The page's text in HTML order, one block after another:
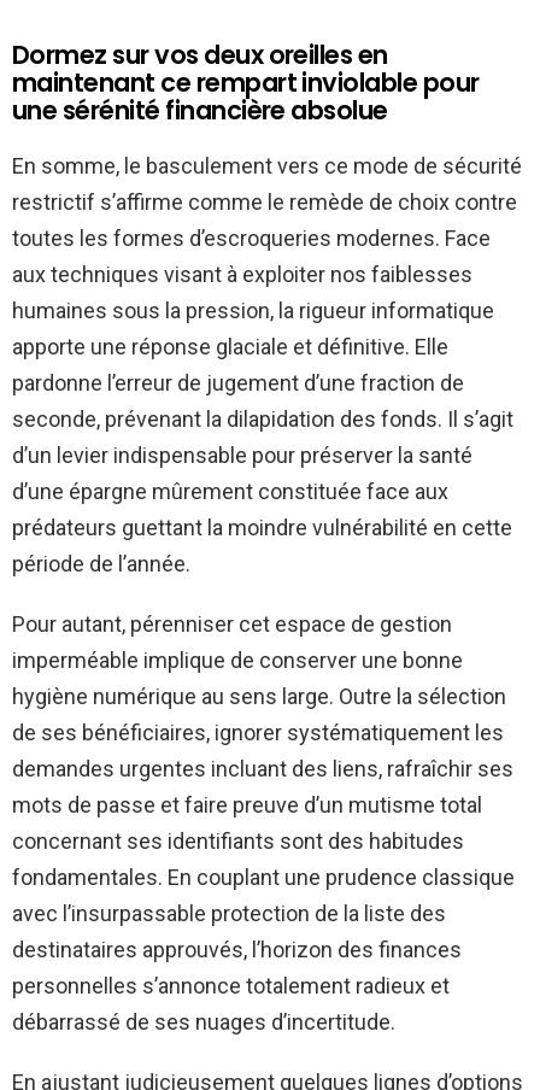
Dormez sur vos deux oreilles en
maintenant ce rempart inviolable pour
une sérénité financière absolue
En somme, le basculement vers ce mode de sécurité
restrictif s’affirme comme le remède de choix contre
toutes les formes d’escroqueries modernes. Face
aux techniques visant à exploiter nos faiblesses
humaines sous la pression, la rigueur informatique
apporte une réponse glaciale et définitive. Elle
pardonne l’erreur de jugement d’une fraction de
seconde, prévenant la dilapidation des fonds. Il s’agit
d’un levier indispensable pour préserver la santé
d’une épargne mûrement constituée face aux
prédateurs guettant la moindre vulnérabilité en cette
période de l’année.
Pour autant, pérenniser cet espace de gestion
imperméable implique de conserver une bonne
hygiène numérique au sens large. Outre la sélection
de ses bénéficiaires, ignorer systématiquement les
demandes urgentes incluant des liens, rafraîchir ses
mots de passe et faire preuve d’un mutisme total
concernant ses identifiants sont des habitudes
fondamentales. En couplant une prudence classique
avec l’insurpassable protection de la liste des
destinataires approuvés, l’horizon des finances
personnelles s’annonce totalement radieux et
débarrassé de ses nuages d’incertitude.
En ajustant judicieusement quelques lignes d’options